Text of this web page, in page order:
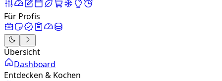
Für Profis
Übersicht
Dashboard
Entdecken & Kochen